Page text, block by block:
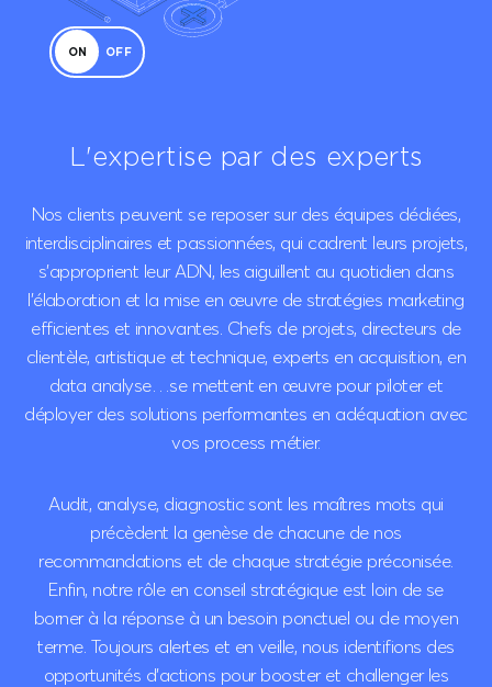
ON OFF
L'expertise par des experts
Nos clients peuvent se reposer sur des équipes dédiées,
interdisciplinaires et passionnées, qui cadrent leurs projets,
s’approprient leur ADN, les aiguillent au quotidien dans
l’élaboration et la mise en œuvre de stratégies marketing
efficientes et innovantes. Chefs de projets, directeurs de
clientèle, artistique et technique, experts en acquisition, en
data analyse…se mettent en œuvre pour piloter et
déployer des solutions performantes en adéquation avec
vos process métier.
Audit, analyse, diagnostic sont les maîtres mots qui
précèdent la genèse de chacune de nos
recommandations et de chaque stratégie préconisée.
Enfin, notre rôle en conseil stratégique est loin de se
borner à la réponse à un besoin ponctuel ou de moyen
terme. Toujours alertes et en veille, nous identifions des
opportunités d’actions pour booster et challenger les